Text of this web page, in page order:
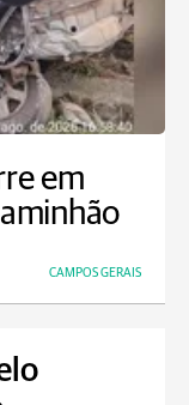
em
CAMPOS GERAIS